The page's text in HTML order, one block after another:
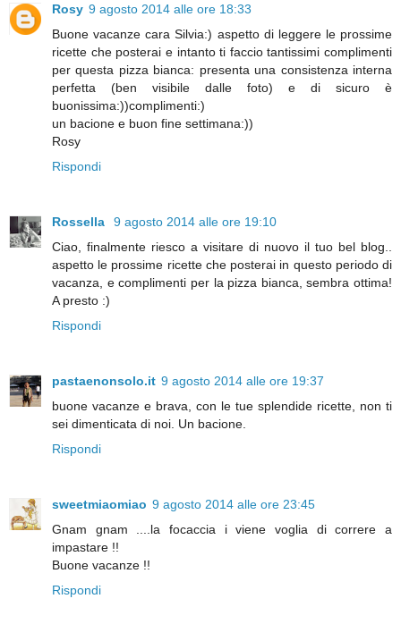
Rosy 9 agosto 2014 alle ore 18:33
Buone vacanze cara Silvia:) aspetto di leggere le prossime
ricette che posterai e intanto ti faccio tantissimi complimenti
per questa pizza bianca: presenta una consistenza interna
perfetta (ben visibile dalle foto) e di sicuro è
buonissima:))complimenti:)
un bacione e buon fine settimana:))
Rosy
Rispondi
Rossella
9 agosto 2014 alle ore 19:10
Ciao, finalmente riesco a visitare di nuovo il tuo bel blog..
aspetto le prossime ricette che posterai in questo periodo di
vacanza, e complimenti per la pizza bianca, sembra ottima!
A presto :)
Rispondi
pastaenonsolo.it 9 agosto 2014 alle ore 19:37
buone vacanze e brava, con le tue splendide ricette, non ti
sei dimenticata di noi. Un bacione.
Rispondi
sweetmiaomiao 9 agosto 2014 alle ore 23:45
Gnam gnam ....la focaccia i viene voglia di correre a
impastare !!
Buone vacanze !!
Rispondi